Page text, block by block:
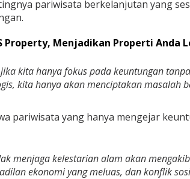
pariwisata berkelanjutan yang
Property, Menjadikan Properti Anda
kita hanya fokus pada keuntungan
kita hanya akan menciptakan masalah
pariwisata yang hanya mengejar
menjaga kelestarian alam akan
ekonomi yang meluas, dan konflik